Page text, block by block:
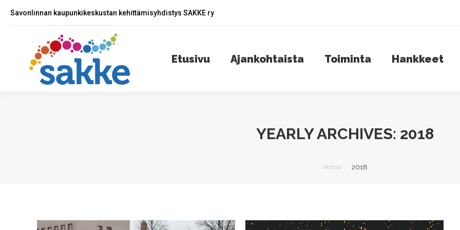
Savonlinnan kaupunkikeskustan kehittämisyhdistys SAKKE ry
Etusivu Ajankohtaista Toiminta Hankkeet
YEARLY ARCHIVES: 2018
You are here:
Home 2018
Etusivu